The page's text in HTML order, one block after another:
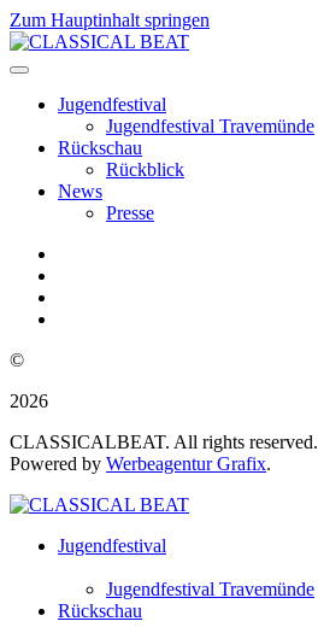
Zum Hauptinhalt springen
Jugendfestival
Jugendfestival Travemünde
Rückschau
Rückblick
News
Presse
©
2026
CLASSICALBEAT. All rights reserved.
Powered by Werbeagentur Grafix.
Jugendfestival
Jugendfestival Travemünde
Rückschau